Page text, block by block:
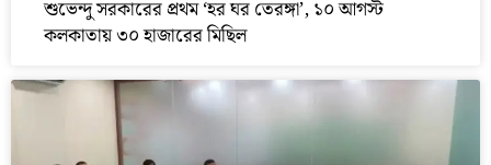
শুভেন্দু সরকারের প্রথম ‘হর ঘর তেরঙ্গা’, ১০ আগস্ট
কলকাতায় ৩০ হাজারের মিছিল